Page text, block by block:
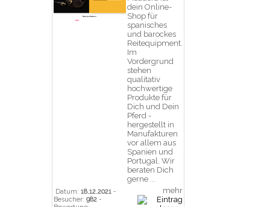
dein Online-
Shop für
spanisches
und barockes
Reitequipment.
Im
Vordergrund
stehen
qualitativ
hochwertige
Produkte für
Dich und Dein
Pferd -
hergestellt in
Manufakturen
vor allem aus
Spanien und
Portugal. Wir
beraten Dich
gerne ...
Datum: 18.12.2021 -
Besucher: 982 -
mehr